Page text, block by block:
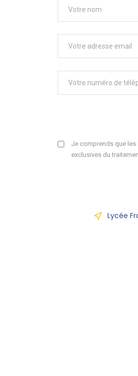
Je comprends que les
exclusives du
Lycée